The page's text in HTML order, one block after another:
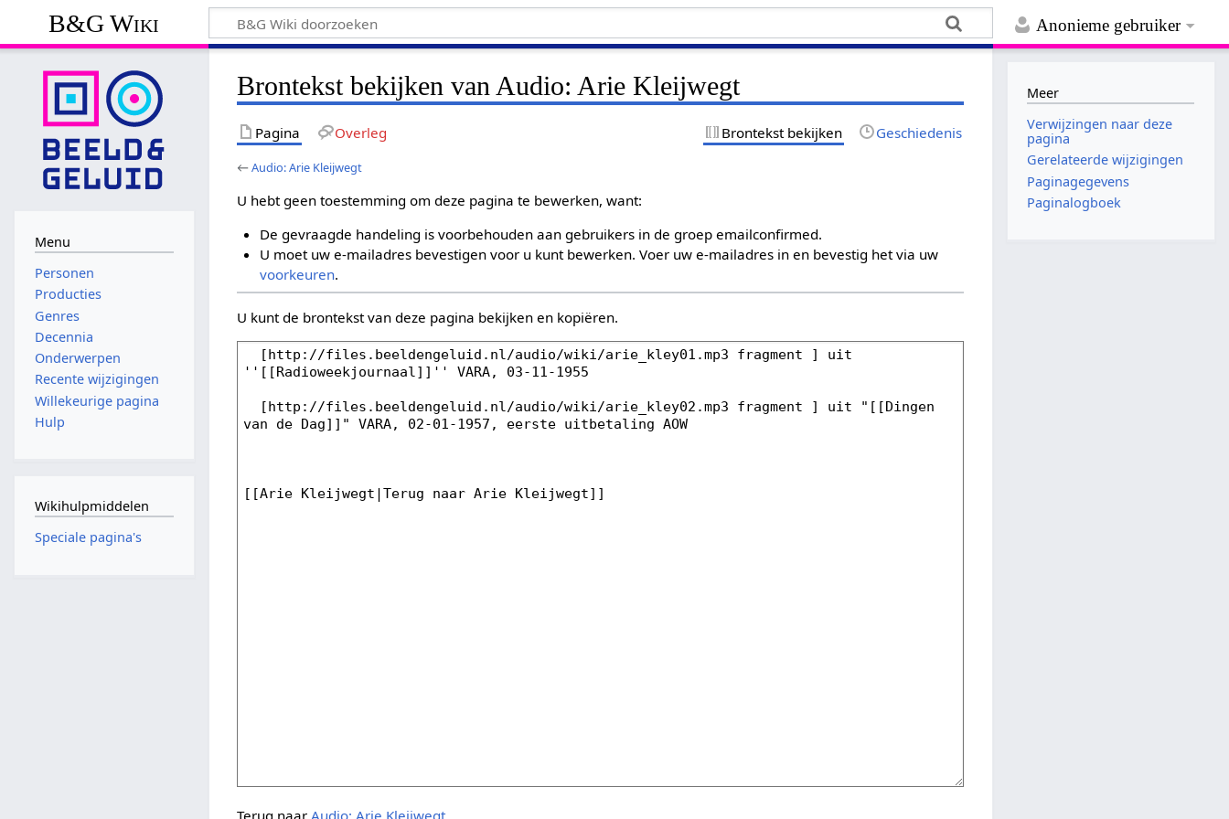
Anonieme gebruiker
B&G Wiki
Brontekst bekijken van Audio: Arie Kleijwegt
Pagina Overleg Brontekst bekijken Geschiedenis
←Audio: Arie Kleijwegt
U hebt geen toestemming om deze pagina te bewerken, want:
De gevraagde handeling is voorbehouden aan gebruikers in de groep emailconfirmed.
U moet uw e-mailadres bevestigen voor u kunt bewerken. Voer uw e-mailadres in en bevestig het via uw
voorkeuren.
U kunt de brontekst van deze pagina bekijken en kopiëren.
Terug naar Audio: Arie Kleijwegt
Menu
Personen
Producties
Genres
Decennia
Onderwerpen
Recente wijzigingen
Willekeurige pagina
Hulp
Wikihulpmiddelen
Speciale pagina's
Meer
Verwijzingen naar deze
pagina
Gerelateerde wijzigingen
Paginagegevens
Paginalogboek